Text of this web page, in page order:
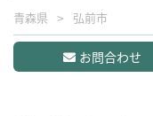
青森県 弘前市
お問合わせ